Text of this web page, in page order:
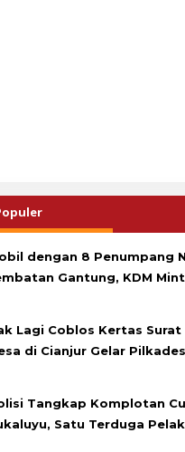
dengan 8 Penumpang
Gantung, KDM
Lagi Coblos Kertas Surat
di Cianjur Gelar
Tangkap Komplotan
Satu Terduga